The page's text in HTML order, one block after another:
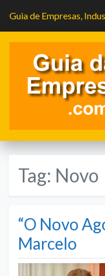
Guia de Empresas,
Tag: Novo
“O Novo
Marcelo